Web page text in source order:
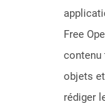
Free
contenu
objets
rédiger